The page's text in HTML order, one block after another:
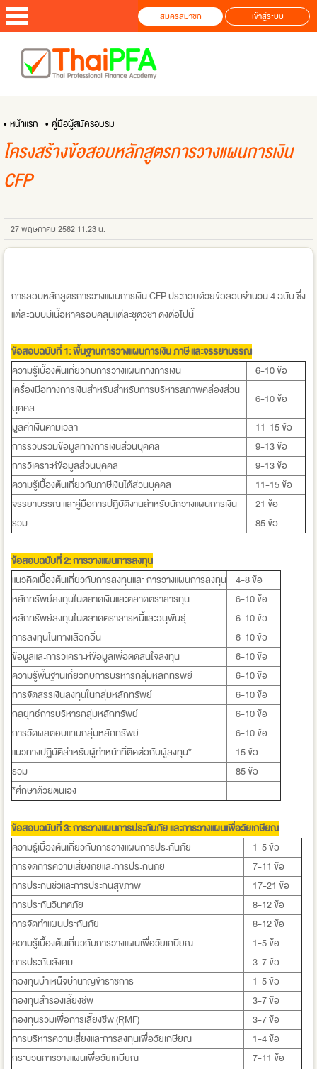
สมัครสมาชิก เข้าสู่ระบบ
• หน้าแรก • คู่มือผู้สมัครอบรม
โครงสร้างข้อสอบหลักสูตรการวางแผนการเงิน
CFP
27 พฤษภาคม 2562 11:23 น.
การสอบหลักสูตรการวางแผนการเงิน CFP ประกอบด้วยข้อสอบจำนวน 4 ฉบับ ซึ่ง
แต่ละฉบับมีเนื้อหาครอบคลุมแต่ละชุดวิชา ดังต่อไปนี้
ข้อสอบฉบับที่ 1:พื้นฐานการวางแผนการเงิน ภาษี และจรรยาบรรณ
ความรู้เบื้องต้นเกี่ยวกับการวางแผนทางการเงิน
6-10 ข้อ
เครื่องมือทางการเงินสำหรับสำหรับการบริหารสภาพคล่องส่วน
บุคคล
6-10 ข้อ
มูลค่าเงินตามเวลา
11-15 ข้อ
การรวบรวมข้อมูลทางการเงินส่วนบุคคล
9-13 ข้อ
การวิเคราะห์ข้อมูลส่วนบุคคล
9-13 ข้อ
ความรู้เบื้องต้นเกี่ยวกับภาษีเงินได้ส่วนบุคคล
11-15 ข้อ
จรรยาบรรณ และคู่มือการปฎิบัติงานสำหรับนักวางแผนการเงิน
21 ข้อ
รวม
85 ข้อ
ข้อสอบฉบับที่ 2:การวางแผนการลงทุน
แนวคิดเบื้องต้นเกี่ยวกับการลงทุนและ การวางแผนการลงทุน 4-8 ข้อ
หลักทรัพย์ลงทุนในตลาดเงินและตลาดตราสารทุน
6-10 ข้อ
หลักทรัพย์ลงทุนในตลาดตราสารหนี้และอนุพันธุ์
6-10 ข้อ
การลงทุนในทางเลือกอื่น
6-10 ข้อ
ข้อมูลและการวิเคราะห์ข้อมูลเพื่อตัดสินใจลงทุน
6-10 ข้อ
ความรู้พื้นฐานเกี่ยวกับการบริหารกลุ่มหลักทรัพย์
6-10 ข้อ
การจัดสรรเงินลงทุนในกลุ่มหลักทรัพย์
6-10 ข้อ
กลยุทธ์การบริหารกลุ่มหลักทรัพย์
6-10 ข้อ
การวัดผลตอบแทนกลุ่มหลักทรัพย์
6-10 ข้อ
แนวทางปฏิบัติสำหรับผู้ทำหน้าที่ติดต่อกับผู้ลงทุน*
15 ข้อ
รวม
85 ข้อ
*ศึกษาด้วยตนเอง
ข้อสอบฉบับที่ 3:การวางแผนการประกันภัย และการวางแผนเพื่อวัยเกษียณ
ความรู้เบื้องต้นเกี่ยวกับการวางแผนการประกันภัย
1-5 ข้อ
การจัดการความเสี่ยงภัยและการประกันภัย
7-11 ข้อ
การประกันชีวิและการประกันสุขภาพ
17-21 ข้อ
การประกันวินาศภัย
8-12 ข้อ
การจัดทำแผนประกันภัย
8-12 ข้อ
ความรู้เบื้องต้นเกี่ยวกับการวางแผนเพื่อวัยเกษียณ
1-5 ข้อ
การประกันสังคม
3-7 ข้อ
กองทุนบำเหน็จบำนาญข้าราชการ
1-5 ข้อ
กองทุนสำรองเลี้ยงชีพ
3-7 ข้อ
กองทุนรวมเพื่อการเลี้ยงชีพ (RMF)
3-7 ข้อ
การบริหารความเสี่ยงและการลงทุนเพื่อวัยเกษียณ
1-4 ข้อ
กระบวนการวางแผนเพื่อวัยเกษียณ
7-11 ข้อ